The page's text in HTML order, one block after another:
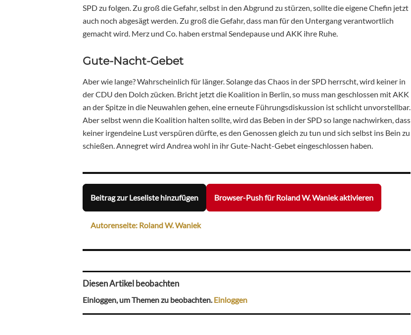
SPD zu folgen. Zu groß die Gefahr, selbst in den Abgrund zu stürzen, sollte die eigene Chefin jetzt
auch noch abgesägt werden. Zu groß die Gefahr, dass man für den Untergang verantwortlich
gemacht wird. Merz und Co. haben erstmal Sendepause und AKK ihre Ruhe.
Gute-Nacht-Gebet
Aber wie lange? Wahrscheinlich für länger. Solange das Chaos in der SPD herrscht, wird keiner in
der CDU den Dolch zücken. Bricht jetzt die Koalition in Berlin, so muss man geschlossen mit AKK
an der Spitze in die Neuwahlen gehen, eine erneute Führungsdiskussion ist schlicht unvorstellbar.
Aber selbst wenn die Koalition halten sollte, wird das Beben in der SPD so lange nachwirken, dass
keiner irgendeine Lust verspüren dürfte, es den Genossen gleich zu tun und sich selbst ins Bein zu
schießen. Annegret wird Andrea wohl in ihr Gute-Nacht-Gebet eingeschlossen haben.
Beitrag zur Leseliste hinzufügen Browser-Push für Roland W. Waniek aktivieren
Autorenseite: Roland W. Waniek
Diesen Artikel beobachten
Einloggen, um Themen zu beobachten.Einloggen